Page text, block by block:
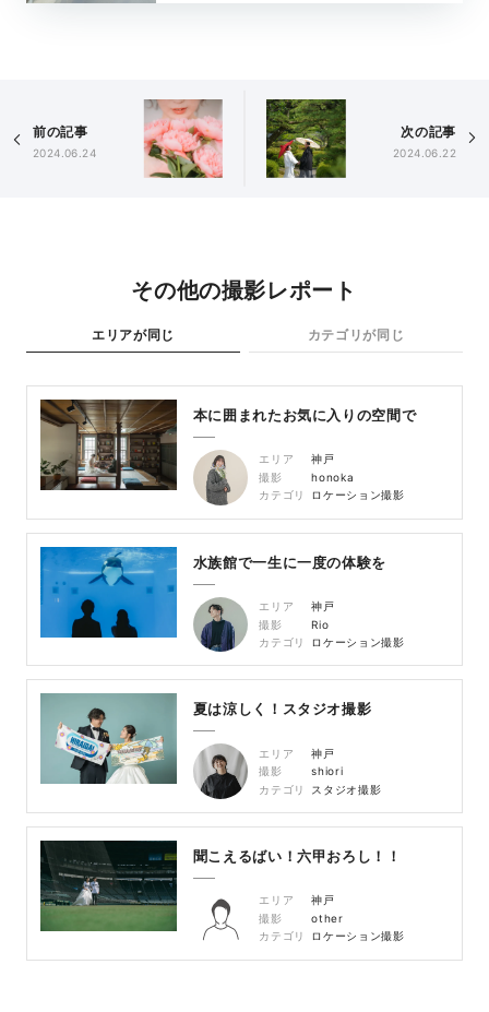
前の記事
2024.06.24
次の記事
2024.06.22
その他の撮影レポート
エリアが同じ カテゴリが同じ
本に囲まれたお気に入りの空間で
エリア
神戸
撮影
honoka
カテゴリ
ロケーション撮影
水族館で一生に一度の体験を
エリア
神戸
撮影
Rio
カテゴリ
ロケーション撮影
夏は涼しく！スタジオ撮影
エリア
神戸
撮影
shiori
カテゴリ
スタジオ撮影
聞こえるばい！六甲おろし！！
エリア
神戸
撮影
other
カテゴリ
ロケーション撮影